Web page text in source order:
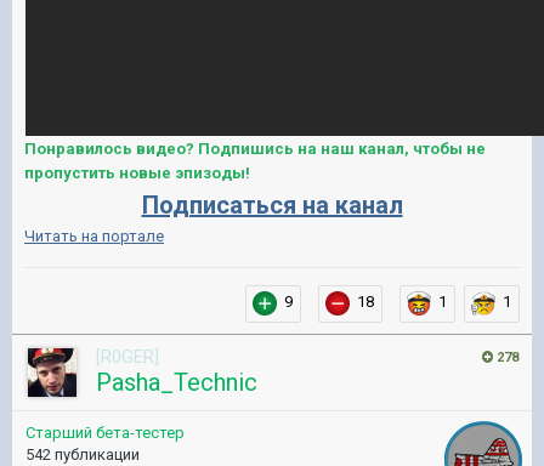
Понравилось видео? Подпишись на наш канал, чтобы не
пропустить новые эпизоды!
Подписаться на канал
Читать на портале
9 18 1 1
278
[R0GER]
Pasha_Technic
Старший бета-тестер
542 публикации